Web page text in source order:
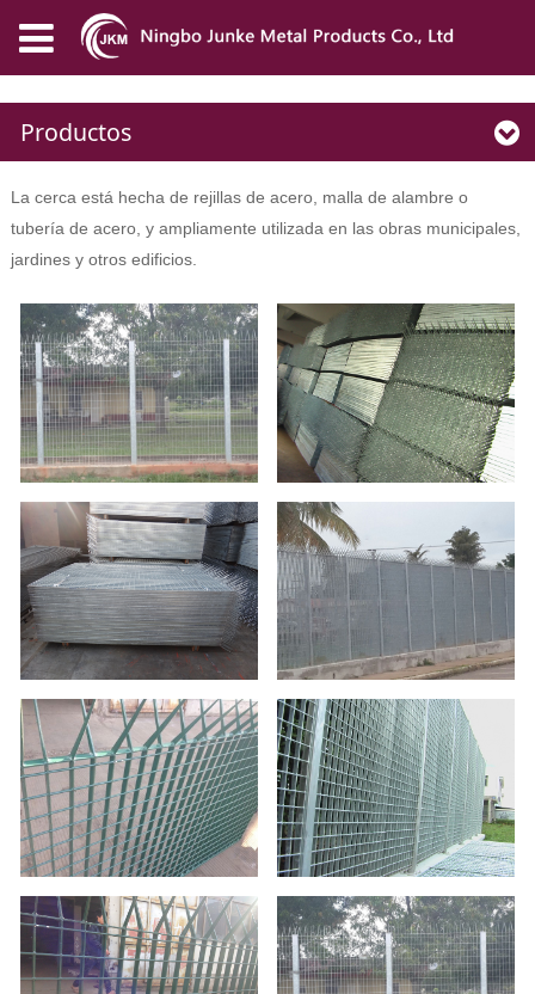
Productos
La cerca está hecha de rejillas de acero, malla de alambre o
tubería de acero, y ampliamente utilizada en las obras municipales,
jardines y otros edificios.